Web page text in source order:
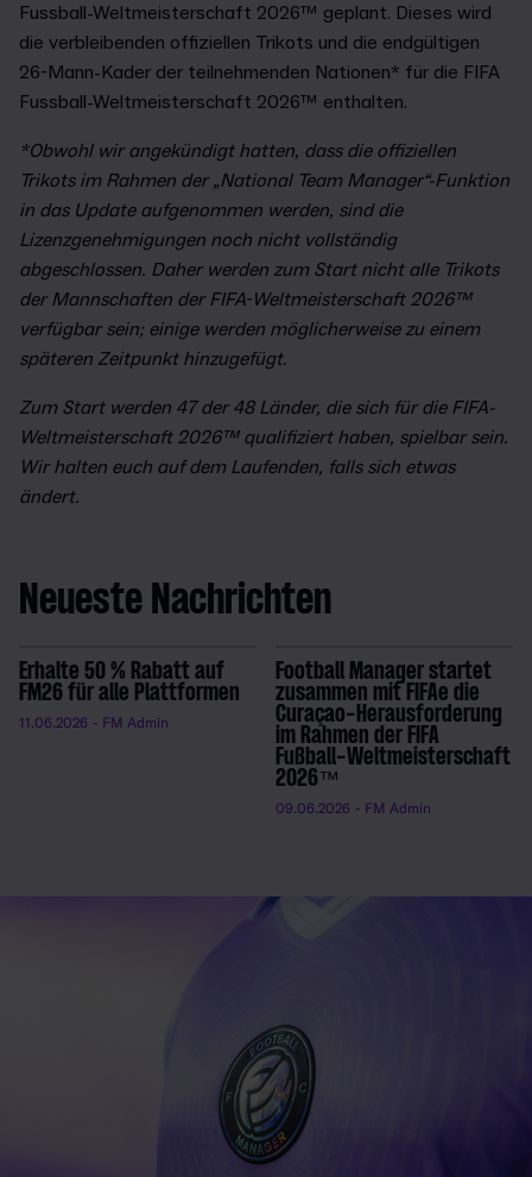
Fussball-Weltmeisterschaft 2026™ geplant. Dieses wird
die verbleibenden offiziellen Trikots und die endgültigen
26-Mann-Kader der teilnehmenden Nationen* für die FIFA
Fussball-Weltmeisterschaft 2026™ enthalten.
*Obwohl wir angekündigt hatten, dass die offiziellen
Trikots im Rahmen der „National Team Manager“-Funktion
in das Update aufgenommen werden, sind die
Lizenzgenehmigungen noch nicht vollständig
abgeschlossen. Daher werden zum Start nicht alle Trikots
der Mannschaften der FIFA-Weltmeisterschaft 2026™
verfügbar sein; einige werden möglicherweise zu einem
späteren Zeitpunkt hinzugefügt.
Zum Start werden 47 der 48 Länder, die sich für die FIFA-
Weltmeisterschaft 2026™ qualifiziert haben, spielbar sein.
Wir halten euch auf dem Laufenden, falls sich etwas
ändert.
Neueste Nachrichten
Erhalte 50 % Rabatt auf
FM26 für alle Plattformen
11.06.2026 - FM Admin
Football Manager startet
zusammen mit FIFAe die
Curaçao-Herausforderung
im Rahmen der FIFA
Fußball-Weltmeisterschaft
2026™
09.06.2026 - FM Admin